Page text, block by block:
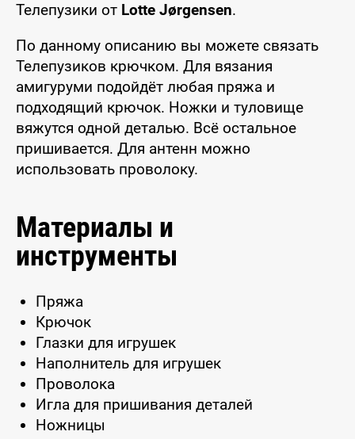
Телепузики от Lotte Jørgensen.
По данному описанию вы можете связать
Телепузиков крючком. Для вязания
амигуруми подойдёт любая пряжа и
подходящий крючок. Ножки и туловище
вяжутся одной деталью. Всё остальное
пришивается. Для антенн можно
использовать проволоку.
Материалы и
инструменты
Пряжа
Крючок
Глазки для игрушек
Наполнитель для игрушек
Проволока
Игла для пришивания деталей
Ножницы